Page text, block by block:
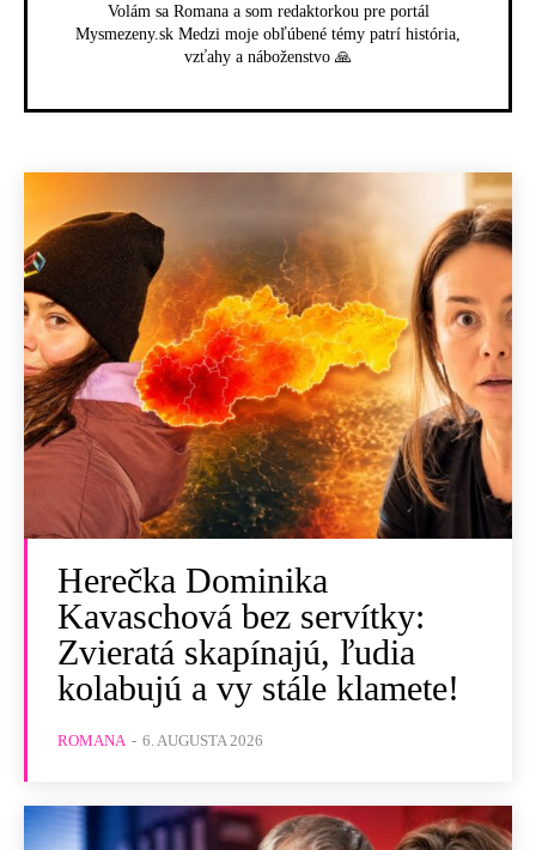
Volám sa Romana a som redaktorkou pre portál
Mysmezeny.sk Medzi moje obľúbené témy patrí história,
vzťahy a náboženstvo 🙏
Herečka Dominika
Kavaschová bez servítky:
Zvieratá skapínajú, ľudia
kolabujú a vy stále klamete!
ROMANA - 6. AUGUSTA 2026